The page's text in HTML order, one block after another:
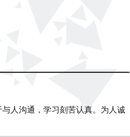
人沟通，学习刻苦认真。为人诚